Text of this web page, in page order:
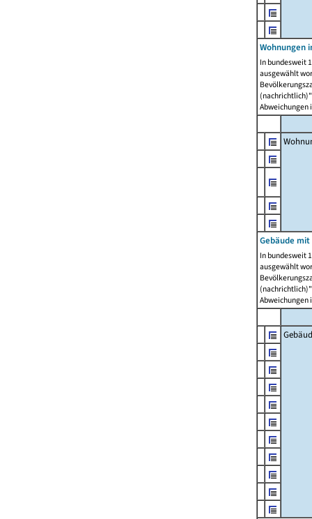
Wohnungen
In bundesweit
ausgewählt
Abweichungen
Gebäude
In bundesweit
ausgewählt
Abweichungen